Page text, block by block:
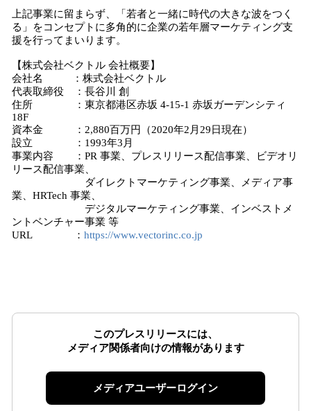
上記事業に留まらず、「若者と一緒に時代の大きな波をつく
る」をコンセプトに多角的に企業の若年層マーケティング支
援を行ってまいります。
【株式会社ベクトル 会社概要】
会社名 ：株式会社ベクトル
代表取締役 ：長谷川 創
住所 ：東京都港区赤坂 4-15-1 赤坂ガーデンシティ
18F
資本金 ：2,880百万円（2020年2月29日現在）
設立 ：1993年3月
事業内容 ：PR 事業、プレスリリース配信事業、ビデオリ
リース配信事業、
ダイレクトマーケティング事業、メディア事
業、HRTech 事業、
デジタルマーケティング事業、インベストメ
ントベンチャー事業 等
URL ： https://www.vectorinc.co.jp
このプレスリリースには、
メディア関係者向けの情報があります
メディアユーザーログイン